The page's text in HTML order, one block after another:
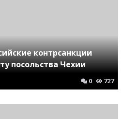
контрсанкции
посольства Чехии
0 727